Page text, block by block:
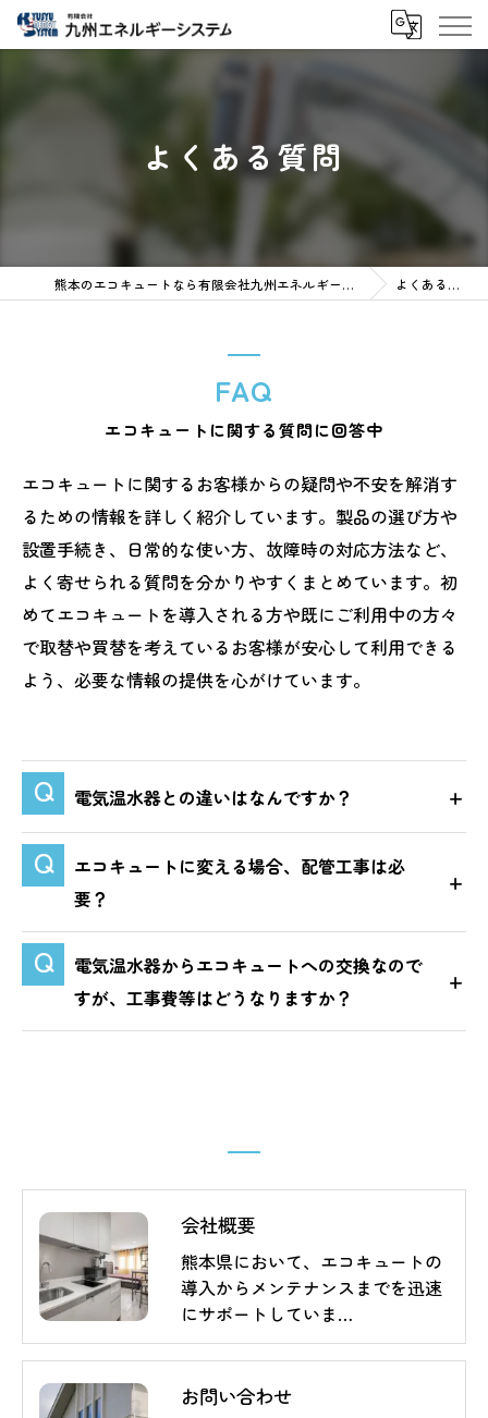
よくある質問
熊本のエコキュートなら有限会社九州エネルギーシステム よくある質問
エコキュートに関する質問に回答中
FAQ
エコキュートに関するお客様からの疑問や不安を解消す
るための情報を詳しく紹介しています。製品の選び方や
設置手続き、日常的な使い方、故障時の対応方法など、
よく寄せられる質問を分かりやすくまとめています。初
めてエコキュートを導入される方や既にご利用中の方々
で取替や買替を考えているお客様が安心して利用できる
よう、必要な情報の提供を心がけています。
電気温水器との違いはなんですか？
エコキュートに変える場合、配管工事は必
要？
電気温水器からエコキュートへの交換なので
すが、工事費等はどうなりますか？
会社概要
熊本県において、エコキュートの
導入からメンテナンスまでを迅速
にサポートしていま…
お問い合わせ